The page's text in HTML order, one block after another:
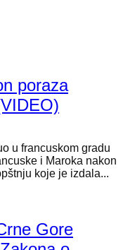
poraza
u francuskom gradu
i Maroka nakon
koje je izdala...
Gore